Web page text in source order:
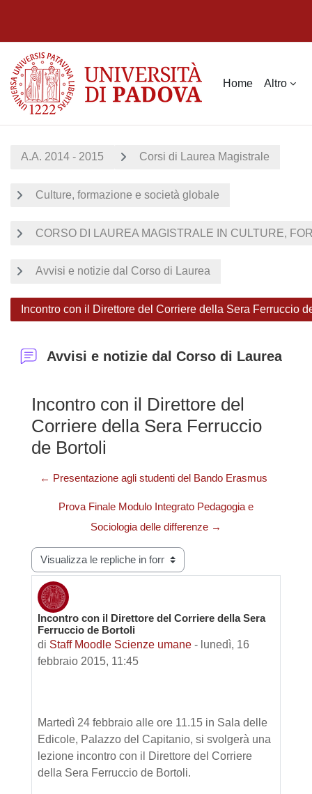
Home Altro
A.A. 2014 - 2015 Corsi di Laurea Magistrale
Culture, formazione e società globale
CORSO DI LAUREA MAGISTRALE IN CULTURE,
Avvisi e notizie dal Corso di Laurea
Incontro con il Direttore del Corriere della Sera Ferruccio
Avvisi e notizie dal Corso di Laurea
Incontro con il Direttore del
Corriere della Sera Ferruccio
de Bortoli
← Presentazione agli studenti del Bando Erasmus
Prova Finale Modulo Integrato Pedagogia e
Sociologia delle differenze →
Modalità visualizzazione
Incontro con il Direttore del Corriere della Sera
Ferruccio de Bortoli
di Staff Moodle Scienze umane - lunedì, 16
febbraio 2015, 11:45
Numero di risposte: 0
Martedì 24 febbraio alle ore 11.15 in Sala delle
Edicole, Palazzo del Capitanio, si svolgerà una
lezione incontro con il Direttore del Corriere
della Sera Ferruccio de Bortoli.